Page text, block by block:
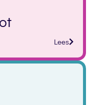
Lees